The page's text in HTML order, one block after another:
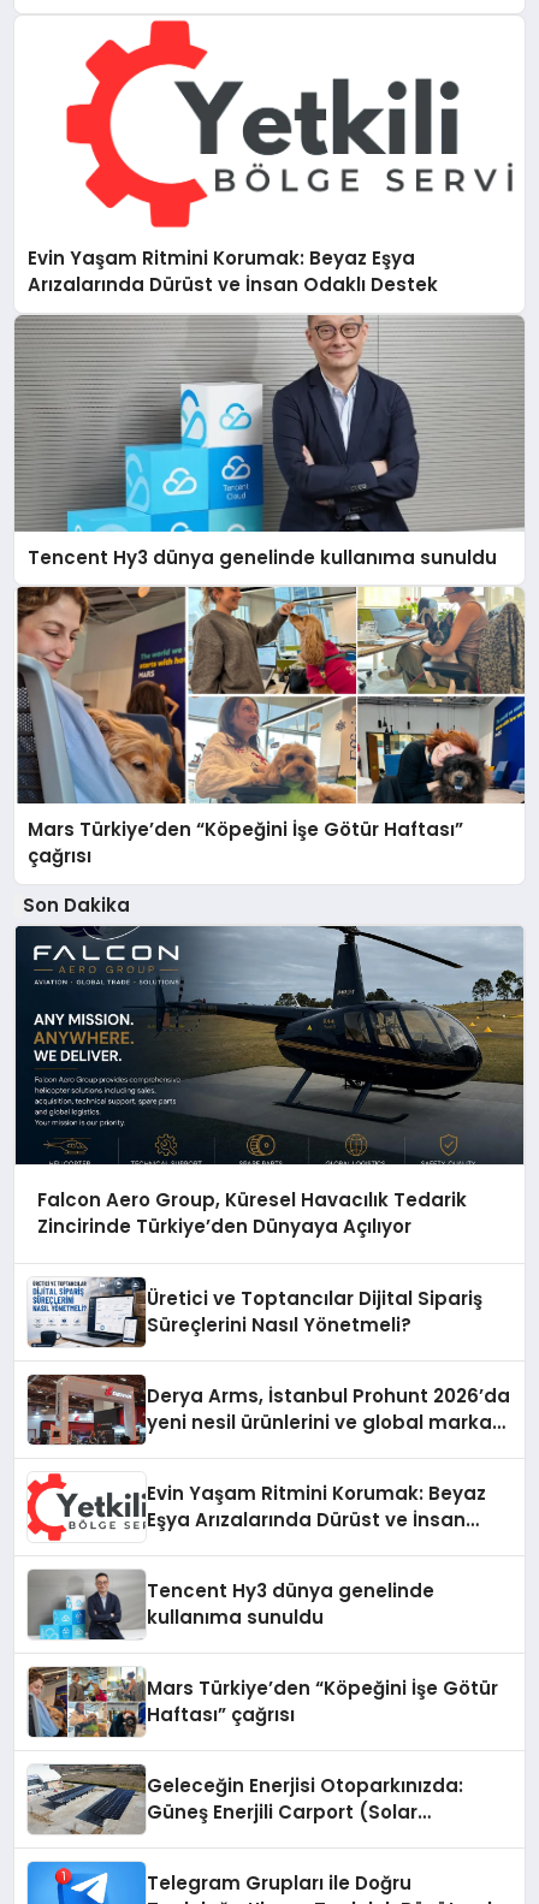
Evin Yaşam Ritmini Korumak: Beyaz Eşya
Arızalarında Dürüst ve İnsan Odaklı Destek
Tencent Hy3 dünya genelinde kullanıma sunuldu
Mars Türkiye’den “Köpeğini İşe Götür Haftası”
çağrısı
Son Dakika
Falcon Aero Group, Küresel Havacılık Tedarik
Zincirinde Türkiye’den Dünyaya Açılıyor
Üretici ve Toptancılar Dijital Sipariş
Süreçlerini Nasıl Yönetmeli?
Derya Arms, İstanbul Prohunt 2026’da
yeni nesil ürünlerini ve global marka
Evin Yaşam Ritmini Korumak: Beyaz
Eşya Arızalarında Dürüst ve İnsan
Tencent Hy3 dünya genelinde
kullanıma sunuldu
Mars Türkiye’den “Köpeğini İşe Götür
Haftası” çağrısı
Geleceğin Enerjisi Otoparkınızda:
Güneş Enerjili Carport (Solar
Telegram Grupları ile Doğru